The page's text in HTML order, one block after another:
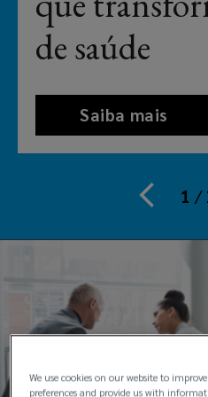
independente
mundo
de saúde
Saiba mais
1 /
We use cookies on our website to
preferences and provide us with